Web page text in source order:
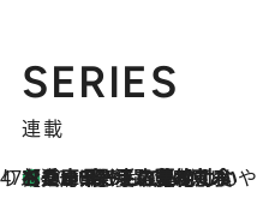
SERIES
連載
47都道府県の手みやげ ひんやりスイーツで夏を満喫
2026.8.8
【兵庫県】この夏絶対食べたい 冷やしておいしいおやつ3選 淡路島の恵みをジェラートに集約